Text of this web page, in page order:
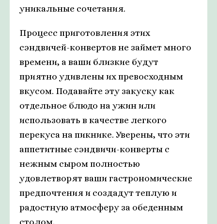
уникальные сочетания.
Процесс приготовления этих
сэндвичей-конвертов не займет много
времени, а ваши близкие будут
приятно удивлены их превосходным
вкусом. Подавайте эту закуску как
отдельное блюдо на ужин или
использовать в качестве легкого
перекуса на пикнике. Уверены, что эти
аппетитные сэндвичи-конверты с
нежным сыром полностью
удовлетворят ваши гастрономические
предпочтения и создадут теплую и
радостную атмосферу за обеденным